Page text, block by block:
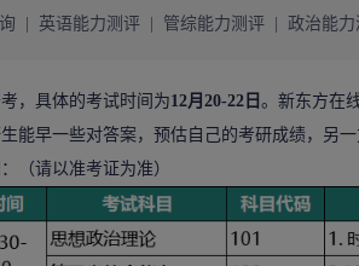
英语能力测评 管综能力测评 政治能
，具体的考试时间为12月20-22日 。新东方在
生能早一些对答案，预估自己的考研成绩，另一
请以准考证为准）